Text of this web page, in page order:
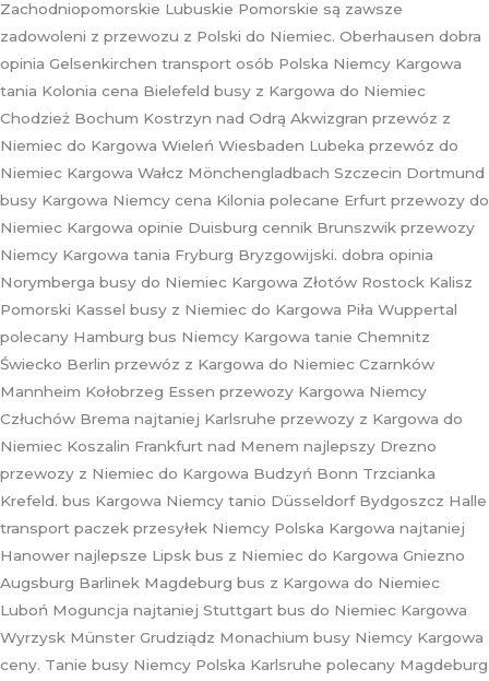
Zachodniopomorskie Lubuskie Pomorskie są zawsze
zadowoleni z przewozu z Polski do Niemiec. Oberhausen dobra
opinia Gelsenkirchen transport osób Polska Niemcy Kargowa
tania Kolonia cena Bielefeld busy z Kargowa do Niemiec
Chodzież Bochum Kostrzyn nad Odrą Akwizgran przewóz z
Niemiec do Kargowa Wieleń Wiesbaden Lubeka przewóz do
Niemiec Kargowa Wałcz Mönchengladbach Szczecin Dortmund
busy Kargowa Niemcy cena Kilonia polecane Erfurt przewozy do
Niemiec Kargowa opinie Duisburg cennik Brunszwik przewozy
Niemcy Kargowa tania Fryburg Bryzgowijski. dobra opinia
Norymberga busy do Niemiec Kargowa Złotów Rostock Kalisz
Pomorski Kassel busy z Niemiec do Kargowa Piła Wuppertal
polecany Hamburg bus Niemcy Kargowa tanie Chemnitz
Świecko Berlin przewóz z Kargowa do Niemiec Czarnków
Mannheim Kołobrzeg Essen przewozy Kargowa Niemcy
Człuchów Brema najtaniej Karlsruhe przewozy z Kargowa do
Niemiec Koszalin Frankfurt nad Menem najlepszy Drezno
przewozy z Niemiec do Kargowa Budzyń Bonn Trzcianka
Krefeld. bus Kargowa Niemcy tanio Düsseldorf Bydgoszcz Halle
transport paczek przesyłek Niemcy Polska Kargowa najtaniej
Hanower najlepsze Lipsk bus z Niemiec do Kargowa Gniezno
Augsburg Barlinek Magdeburg bus z Kargowa do Niemiec
Luboń Moguncja najtaniej Stuttgart bus do Niemiec Kargowa
Wyrzysk Münster Grudziądz Monachium busy Niemcy Kargowa
ceny. Tanie busy Niemcy Polska Karlsruhe polecany Magdeburg